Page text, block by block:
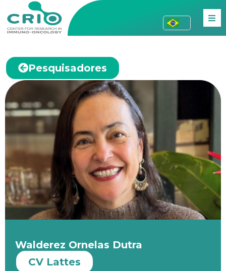
Pesquisadores
Walderez Ornelas Dutra
CV Lattes